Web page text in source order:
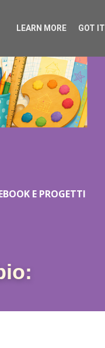
E PROGETTI
LEARN MORE GOT IT